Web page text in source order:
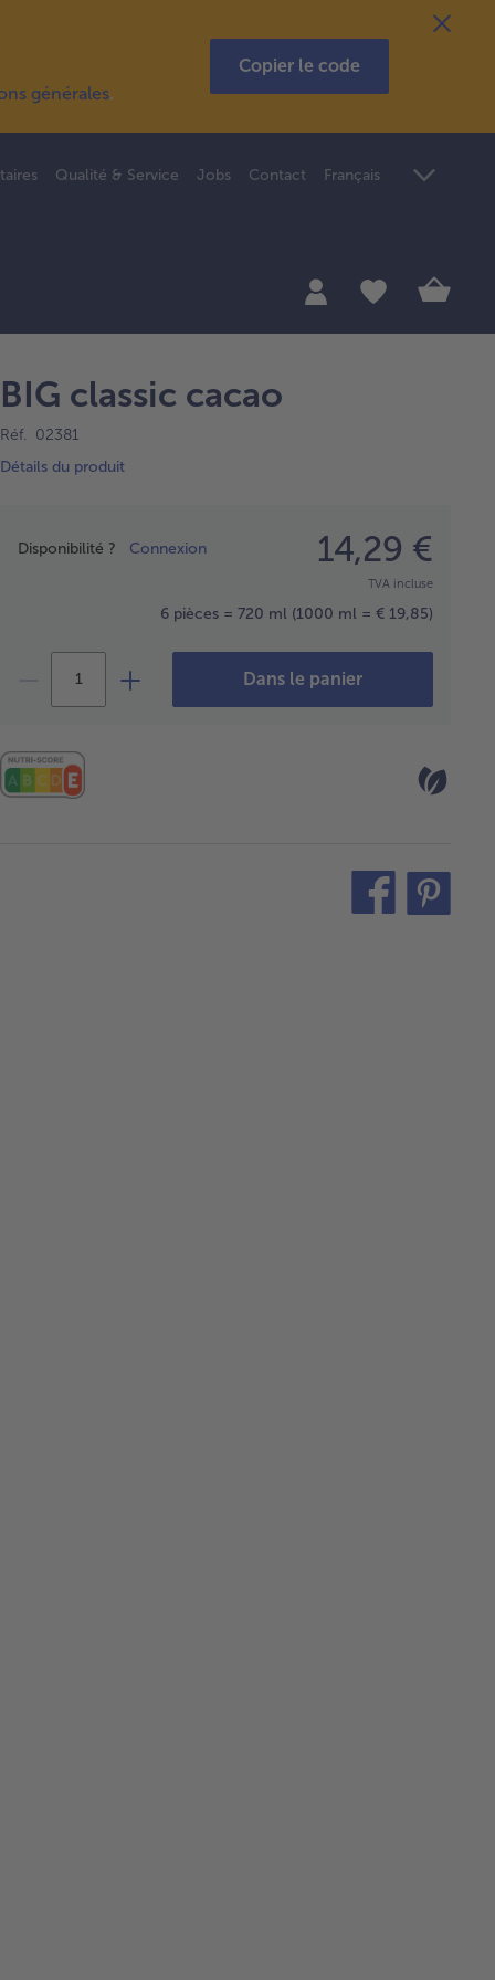
générales.
Copier le code
Qualité & Service Jobs Contact Français
BIG classic cacao
Réf. 02381
Détails du produit
Disponibilité ? Connexion 14,29 €
TVA incluse
6 pièces = 720 ml (1000 ml = € 19,85)
Dans le panier
teilen